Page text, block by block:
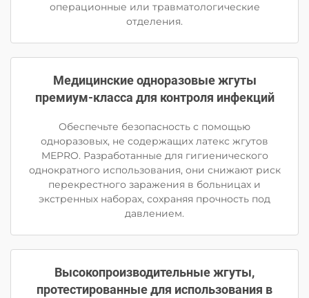
операционные или травматологические
отделения.
Медицинские одноразовые жгуты
премиум-класса для контроля инфекций
Обеспечьте безопасность с помощью
одноразовых, не содержащих латекс жгутов
MEPRO. Разработанные для гигиенического
однократного использования, они снижают риск
перекрестного заражения в больницах и
экстренных наборах, сохраняя прочность под
давлением.
Высокопроизводительные жгуты,
протестированные для использования в